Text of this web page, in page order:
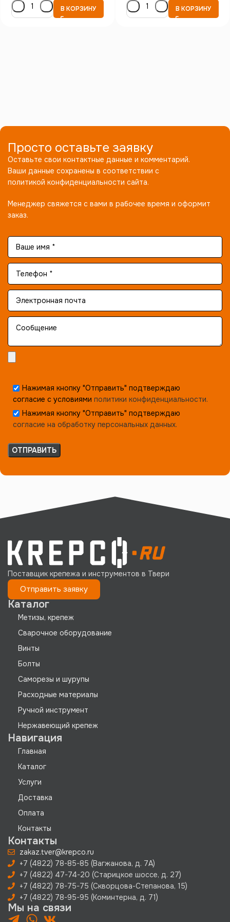
В КОРЗИНУ В КОРЗИНУ
Просто оставьте заявку
Оставьте свои контактные данные и комментарий.
Ваши данные сохранены в соответствии с
политикой конфиденциальности сайта.
Менеджер свяжется с вами в рабочее время и оформит
заказ.
Нажимая кнопку "Отправить" подтверждаю
согласие с условиями политики конфиденциальности.
Нажимая кнопку "Отправить" подтверждаю
согласие на обработку персональных данных.
Поставщик крепежа и инструментов в Твери
Отправить заявку
Каталог
Метизы, крепеж
Сварочное оборудование
Винты
Болты
Саморезы и шурупы
Расходные материалы
Ручной инструмент
Нержавеющий крепеж
Навигация
Главная
Каталог
Услуги
Доставка
Оплата
Контакты
Контакты
zakaz.tver@krepco.ru
+7 (4822) 78-85-85 (Вагжанова, д. 7А)
+7 (4822) 47-74-20 (Старицкое шоссе, д. 27)
+7 (4822) 78-75-75 (Скворцова-Степанова, 15)
+7 (4822) 78-95-95 (Коминтерна, д. 71)
Мы на связи